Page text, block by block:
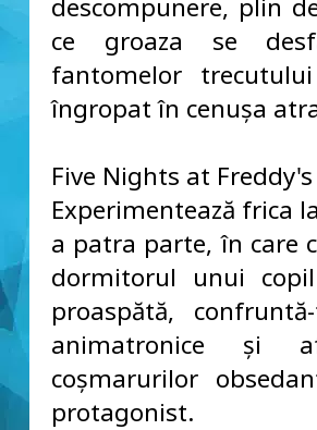
descompunere, plin
ce groaza se
fantomelor
îngropat în cenușa
Five Nights at
Experimentează frica
a patra parte, în care
dormitorul unui
proaspătă,
animatronice și
coșmarurilor
protagonist.